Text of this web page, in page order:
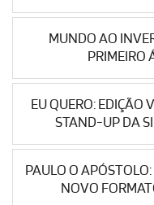
MUNDO AO
PRIMEIRO
EU QUERO: EDIÇÃO
STAND-UP DA
PAULO O
NOVO